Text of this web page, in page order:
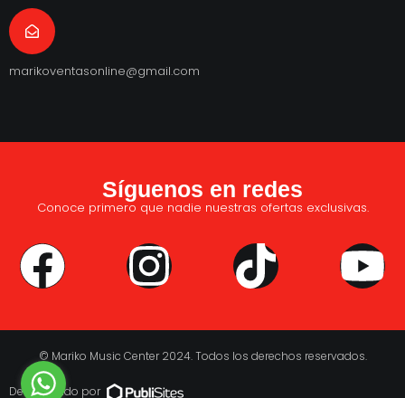
marikoventasonline@gmail.com
Síguenos en redes
Conoce primero que nadie nuestras ofertas exclusivas.
© Mariko Music Center 2024. Todos los derechos reservados.
Desarrollado por